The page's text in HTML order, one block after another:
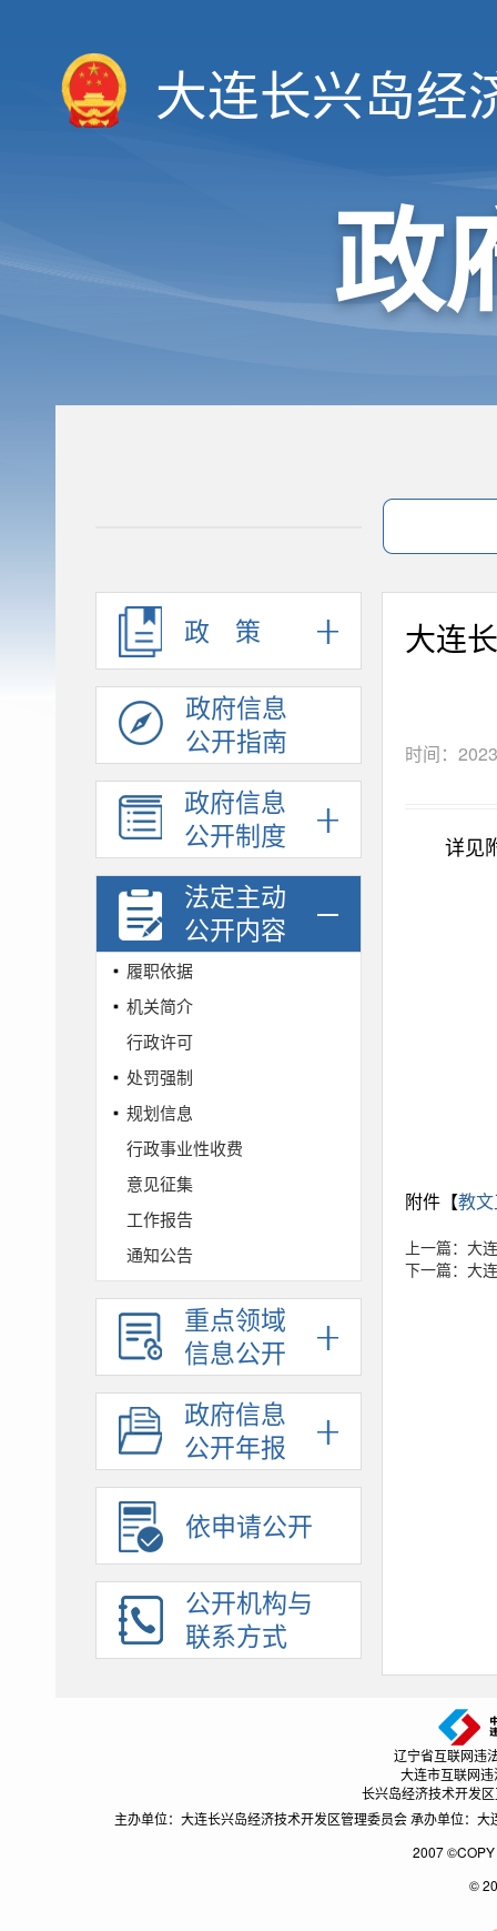
大连长兴岛经
政
政策
政府信息
公开指南
政府信息
公开制度
法定主动
公开内容
履职依据
机关简介
行政许可
处罚强制
规划信息
行政事业性收费
意见征集
工作报告
通知公告
政府采购
人事信息
统计信息
依法行政
权责清单
建议提案办理
招考录用
助企纾困
重点领域
信息公开
政府信息
公开年报
依申请公开
公开机构与
联系方式
大连
时间：
详见
附件【教
上一篇：大
下一篇：大
辽宁省互联网违
大连市互联网
长兴岛经济技术开发
主办单位：大连长兴岛经济技术开发区管理委员会 承办单位：
2007 ©COPY
©